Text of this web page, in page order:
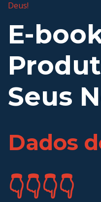
Deus!
E-
Seus
Dados
👇👇👇👇